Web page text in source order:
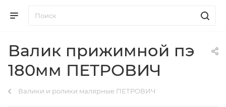
Валик прижимной пэ
180мм ПЕТРОВИЧ
Валики и ролики малярные ПЕТРОВИЧ